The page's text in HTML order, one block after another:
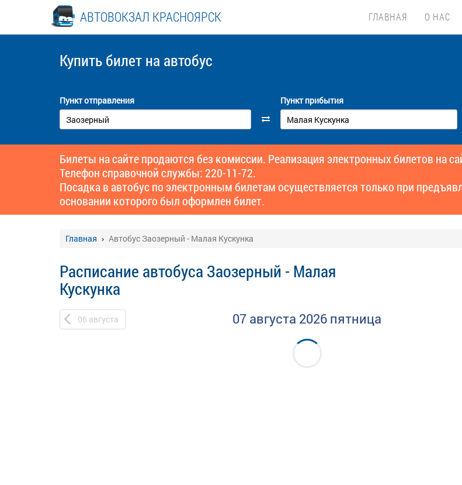
АВТОВОКЗАЛ КРАСНОЯРСК ГЛАВНАЯ О НАС
Купить билет на автобус
Пункт отправления Пункт прибытия
Билеты на сайте продаются без комиссии. Реализация электронных билетов на
Телефон справочной службы: 220-11-72.
Посадка в автобус по электронным билетам осуществляется только при
основании которого был оформлен билет.
Главная Автобус Заозерный - Малая Кускунка
Расписание автобуса Заозерный - Малая
Кускунка
06 августа 07 августа 2026 пятница